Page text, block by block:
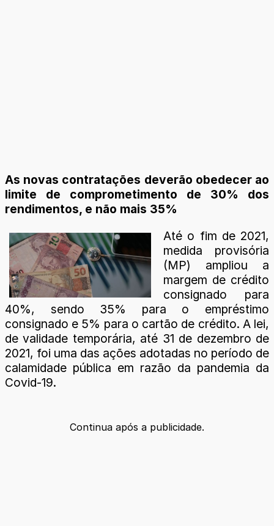
As novas contratações deverão obedecer ao
limite de comprometimento de 30% dos
rendimentos, e não mais 35%
Até o fim de 2021,
medida provisória
(MP) ampliou a
margem de crédito
consignado para
40%, sendo 35% para o empréstimo
consignado e 5% para o cartão de crédito. A lei,
de validade temporária, até 31 de dezembro de
2021, foi uma das ações adotadas no período de
calamidade pública em razão da pandemia da
Covid-19.
Continua após a publicidade.